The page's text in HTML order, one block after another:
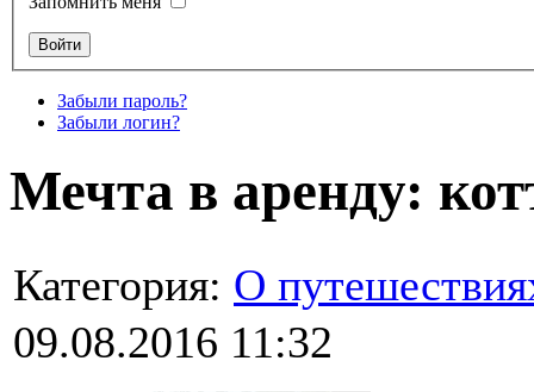
Забыли пароль?
Забыли логин?
Мечта в аренду:
Категория: О
09.08.2016 11:32